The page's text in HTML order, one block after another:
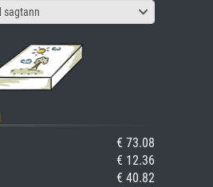
sagtann
€ 73.08
€ 12.36
€ 40.82